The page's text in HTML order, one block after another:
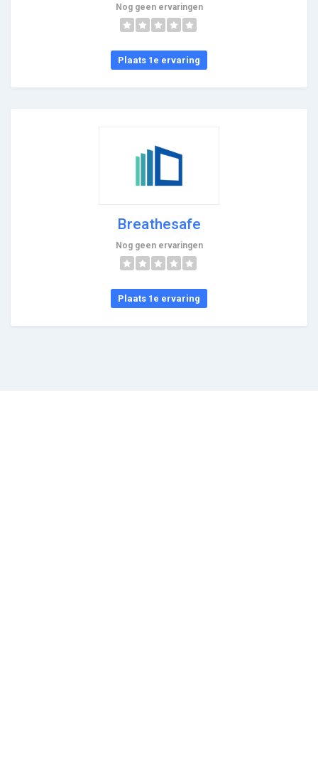
Nog geen ervaringen
Plaats 1e ervaring
Breathesafe
Nog geen ervaringen
Plaats 1e ervaring